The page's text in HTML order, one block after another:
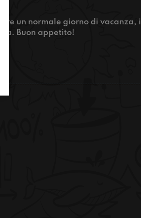
un normale giorno di vacanza,
Buon appetito!